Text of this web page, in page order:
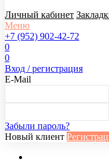
Личный кабинет
Меню
+7 (952) 902-42-72
0
0
Вход / регистрация
E-Mail
Забыли пароль?
Новый клиент